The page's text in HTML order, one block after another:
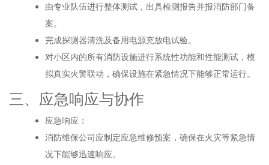
由专业队伍进行整体测试，出具检测报告并报消防部门备
案。
完成探测器清洗及备用电源充放电试验。
对小区内的所有消防设施进行系统性功能和性能测试，模
拟真实火警联动，确保设施在紧急情况下能够正常运行。
三、应急响应与协作
应急响应：
消防维保公司应制定应急维修预案，确保在火灾等紧急情
况下能够迅速响应。